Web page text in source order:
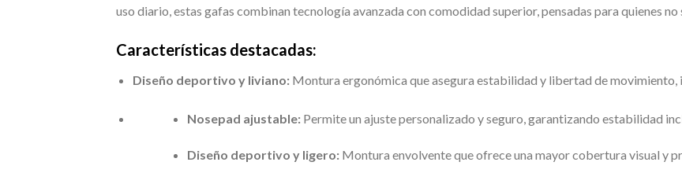
uso diario, estas gafas combinan tecnología avanzada con comodidad superior, pensadas para quienes
Características destacadas:
Diseño deportivo y liviano:Montura ergonómica que asegura estabilidad y libertad de movimiento,
Nosepad ajustable:Permite un ajuste personalizado y seguro, garantizando estabilidad
Diseño deportivo y ligero:Montura envolvente que ofrece una mayor cobertura visual y